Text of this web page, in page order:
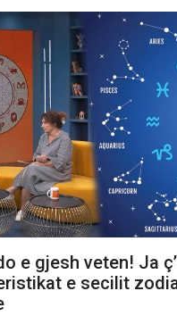
e gjesh veten! Ja
e secilit